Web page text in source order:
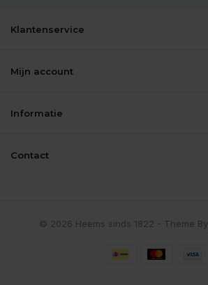
Klantenservice
Mijn account
Informatie
Contact
© 2026 Heems sinds 1822 - Theme By